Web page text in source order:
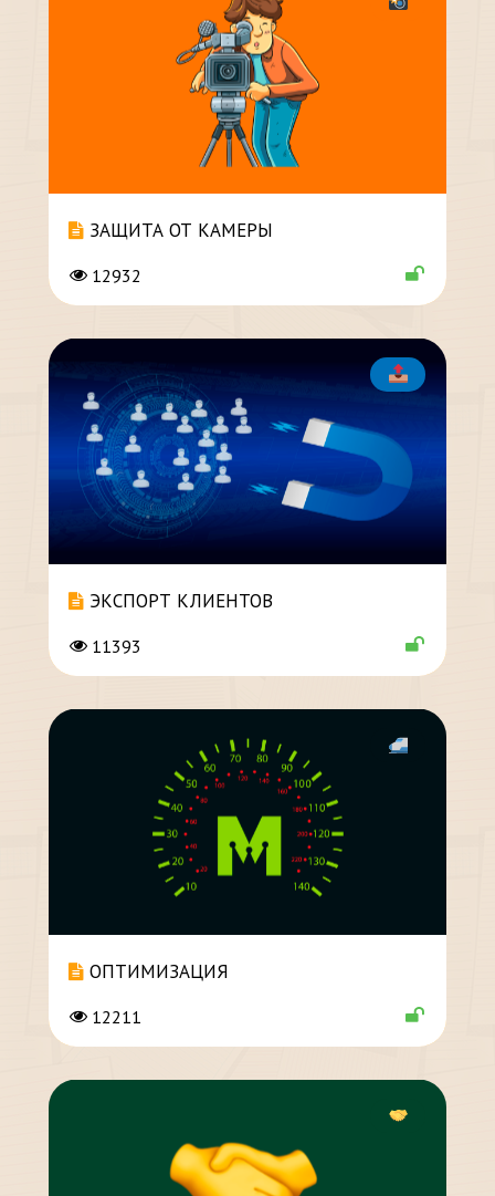
ЗАЩИТА ОТ КАМЕРЫ
12932
ЭКСПОРТ КЛИЕНТОВ
11393
ОПТИМИЗАЦИЯ
12211